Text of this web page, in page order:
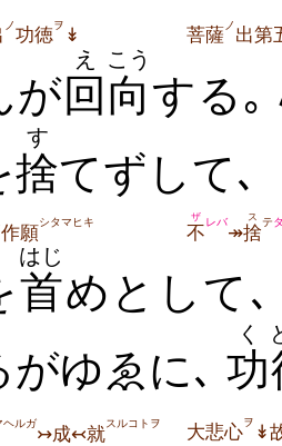
ノ功徳ヲ ↡ 菩薩 ノ 出第
が回
え
向
こう
する｡
捨
す
てずして､
作願シタマヒキ 不
ザ レバ↠捨
ス テ
首
はじ
めとして
ゆゑに､ 功
く
ヘルガ↣成↢就スルコトヲ 大悲心ヲ ↡